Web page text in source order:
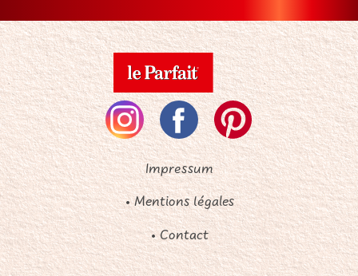
Impressum
• Mentions légales
• Contact